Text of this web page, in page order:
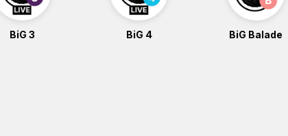
BiG 3 BiG 4 BiG Balade